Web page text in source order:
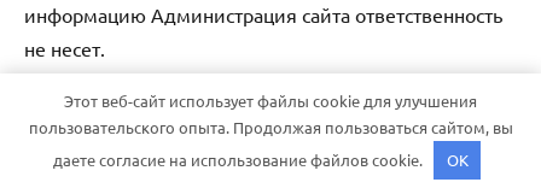
информацию Администрация сайта ответственность
не несет.
Тема WordPress: Dynamico от ThemeZee.
Этот веб-сайт использует файлы cookie для улучшения
пользовательского опыта. Продолжая пользоваться сайтом, вы
даете согласие на использование файлов cookie.
OK